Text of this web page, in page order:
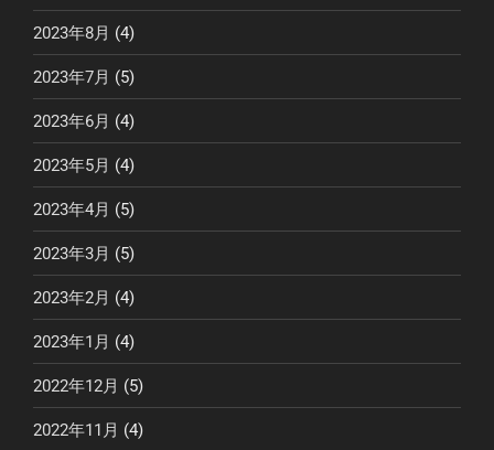
2023年8月 (4)
2023年7月 (5)
2023年6月 (4)
2023年5月 (4)
2023年4月 (5)
2023年3月 (5)
2023年2月 (4)
2023年1月 (4)
2022年12月 (5)
2022年11月 (4)